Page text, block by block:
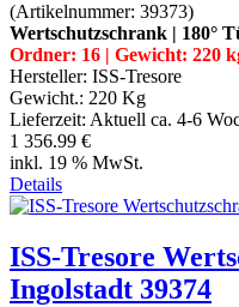
(Artikelnummer: 39373)
Wertschutzschrank | 180°
Ordner: 16 | Gewicht: 220
Hersteller: ISS-Tresore
Gewicht.: 220 Kg
Lieferzeit: Aktuell ca. 4-6
1 356.99 €
inkl. 19 % MwSt.
Details
ISS-Tresore
Ingolstadt 39374